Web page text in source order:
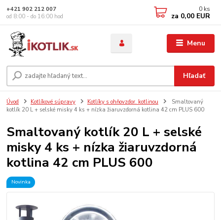
Menu
Hľadať
+421 902 212 007
od 8:00 - do 16:00 hod
0 ks
za 0,00 EUR
Úvod Kotlíkové súpravy Kotlíky s ohňovzdor. kotlinou
Smaltovaný
kotlík 20 L + selské misky 4 ks + nízka žiaruvzdorná kotlina 42 cm PLUS 600
Smaltovaný kotlík 20 L + selské
misky 4 ks + nízka žiaruvzdorná
kotlina 42 cm PLUS 600
Novinka